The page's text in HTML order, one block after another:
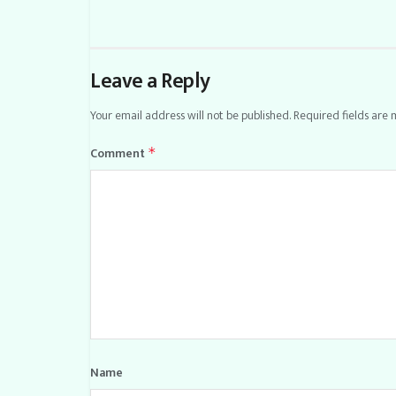
Leave a Reply
Your email address will not be published.Required fields are
Comment *
Name